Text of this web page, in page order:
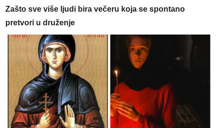
Zašto sve više ljudi bira večeru koja se spontano
pretvori u druženje